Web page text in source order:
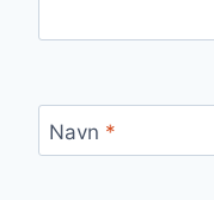
Navn *